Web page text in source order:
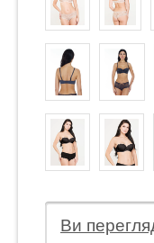
Ви